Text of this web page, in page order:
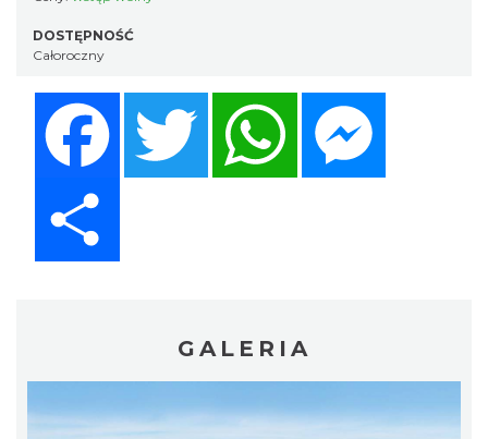
DOSTĘPNOŚĆ
Całoroczny
Twitter WhatsApp
GALERIA